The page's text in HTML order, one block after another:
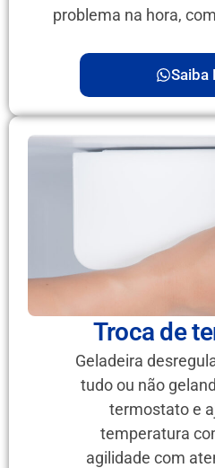
problema na hora,
Saiba
Troca de
Geladeira
tudo ou não
termostato e
temperatura
agilidade com